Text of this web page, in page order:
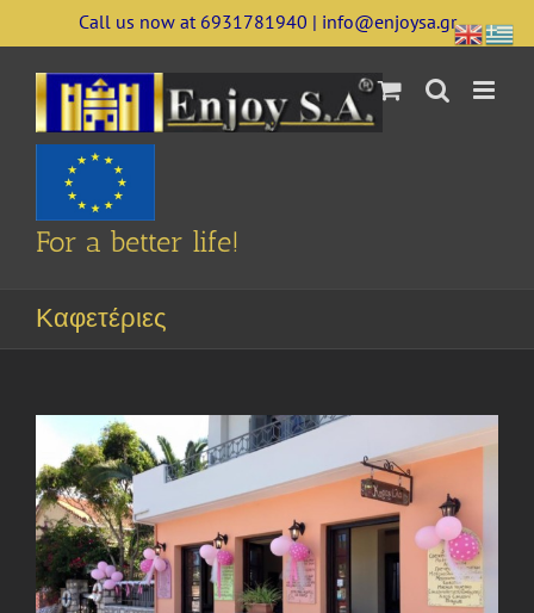
to
content
Call us now at 6931781940 | info@enjoysa.gr
For a better life!
Καφετέριες